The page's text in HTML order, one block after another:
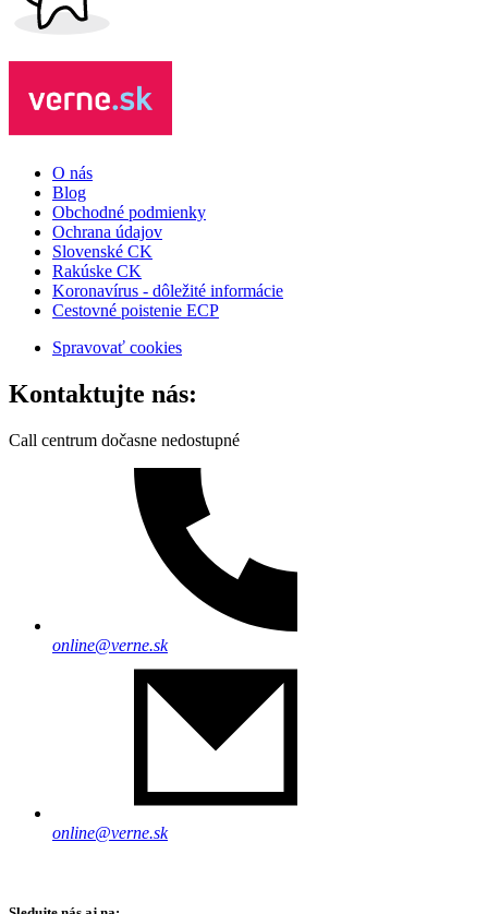
O nás
Blog
Obchodné podmienky
Ochrana údajov
Slovenské CK
Rakúske CK
Koronavírus - dôležité informácie
Cestovné poistenie ECP
Spravovať cookies
Kontaktujte nás:
Call centrum dočasne nedostupné
online@verne.sk
online@verne.sk